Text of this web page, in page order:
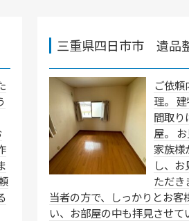
三重県四日市市 遺品
ご依頼
理。
間取り
屋。
家族様
し、
ただき
当者の方で、しっかりとお客
い、お部屋の中も拝見させ